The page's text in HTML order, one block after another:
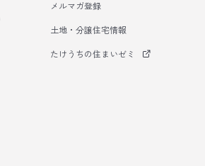
メルマガ登録
土地・分譲住宅情報
たけうちの住まいゼミ